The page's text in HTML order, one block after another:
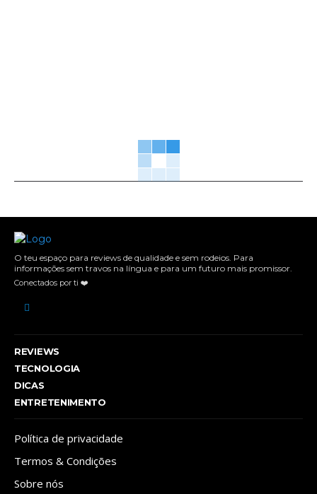
O teu espaço para reviews de qualidade e sem rodeios. Para
informações sem travos na língua e para um futuro mais promissor.
Conectados por ti ❤️
REVIEWS
TECNOLOGIA
DICAS
ENTRETENIMENTO
Política de privacidade
Termos & Condições
Sobre nós